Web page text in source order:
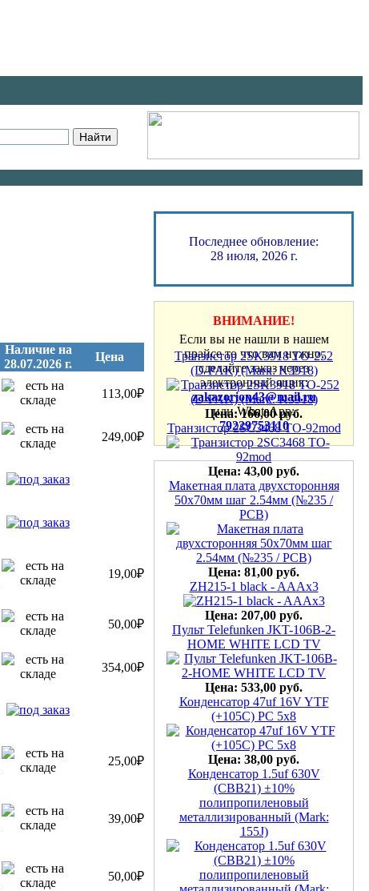
Наличие на
28.07.2026 г.
Цена
113,00₽
249,00₽
19,00₽
50,00₽
354,00₽
25,00₽
39,00₽
50,00₽
Последнее обновление:
28 июля, 2026 г.
ВНИМАНИЕ!
Если вы не нашли в нашем
прайсе то что вам нужно,
сделайте заказ через
электронный ящик:
zakazorion43@mail.ru
или WhatsApp:
79229753110
Транзистор 2SK3918 TO-252
(D-PAK) (Mark: K3918)
Цена: 166,00 руб.
Транзистор 2SC3468 TO-92mod
Цена: 43,00 руб.
Макетная плата двухсторонняя
50х70мм шаг 2.54мм (№235 /
PCB)
Цена: 81,00 руб.
ZH215-1 black - AAAx3
Цена: 207,00 руб.
Пульт Telefunken JKT-106B-2-
HOME WHITE LCD TV
Цена: 533,00 руб.
Конденсатор 47uf 16V YTF
(+105С) PC 5x8
Цена: 38,00 руб.
Конденсатор 1.5uf 630V
(CBB21) ±10%
полипропиленовый
металлизированный (Mark:
155J)